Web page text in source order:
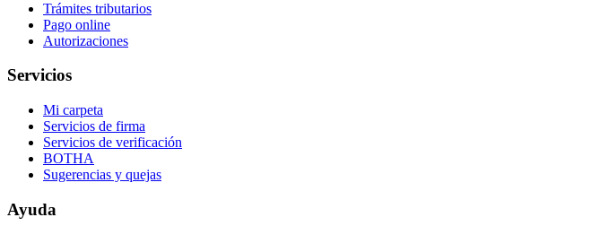
Trámites tributarios
Pago online
Autorizaciones
Servicios
Mi carpeta
Servicios de firma
Servicios de verificación
BOTHA
Sugerencias y quejas
Ayuda